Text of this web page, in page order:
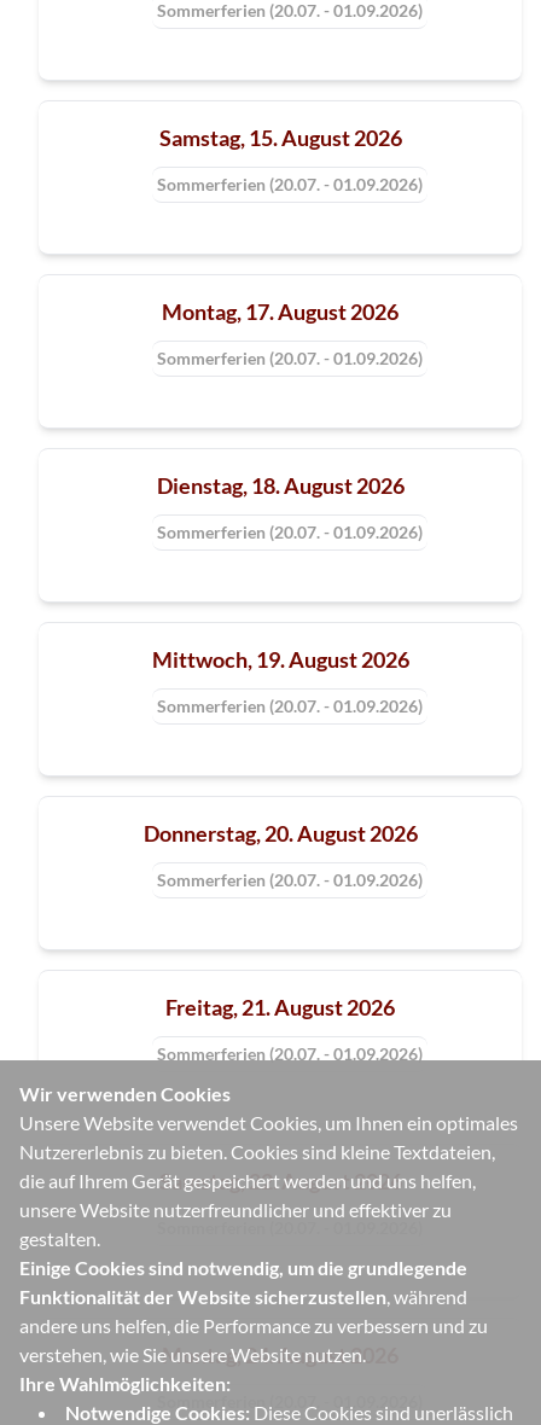
Wir verwenden Cookies
Unsere Website verwendet Cookies, um Ihnen ein optimales
Nutzererlebnis zu bieten. Cookies sind kleine Textdateien,
die auf Ihrem Gerät gespeichert werden und uns helfen,
unsere Website nutzerfreundlicher und effektiver zu
gestalten.
Einige Cookies sind notwendig, um die grundlegende
Funktionalität der Website sicherzustellen, während
andere uns helfen, die Performance zu verbessern und zu
verstehen, wie Sie unsere Website nutzen.
Ihre Wahlmöglichkeiten:
Notwendige Cookies: Diese Cookies sind unerlässlich
Sommerferien (20.07. - 01.09.2026)
Samstag, 15. August 2026
Sommerferien (20.07. - 01.09.2026)
Montag, 17. August 2026
Sommerferien (20.07. - 01.09.2026)
Dienstag, 18. August 2026
Sommerferien (20.07. - 01.09.2026)
Mittwoch, 19. August 2026
Sommerferien (20.07. - 01.09.2026)
Donnerstag, 20. August 2026
Sommerferien (20.07. - 01.09.2026)
Freitag, 21. August 2026
Sommerferien (20.07. - 01.09.2026)
Samstag, 22. August 2026
Montag, 24. August 2026